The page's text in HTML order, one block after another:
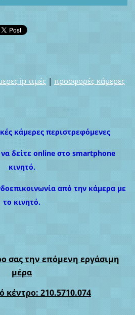
ip τιμές | προσφορές κάμερες
κάμερες περιστρεφόμενες
δείτε online στο smartphone
κινητό.
από την κάμερα με
το κινητό.
σας την επόμενη εργάσιμη
μέρα
κέντρο: 210.5710.074